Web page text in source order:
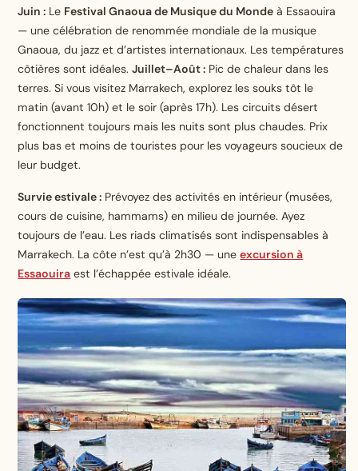
Juin : Le Festival Gnaoua de Musique du Monde à Essaouira
— une célébration de renommée mondiale de la musique
Gnaoua, du jazz et d’artistes internationaux. Les températures
côtières sont idéales.Juillet–Août : Pic de chaleur dans les
terres. Si vous visitez Marrakech, explorez les souks tôt le
matin (avant 10h) et le soir (après 17h). Les circuits désert
fonctionnent toujours mais les nuits sont plus chaudes. Prix
plus bas et moins de touristes pour les voyageurs soucieux de
leur budget.
Survie estivale : Prévoyez des activités en intérieur (musées,
cours de cuisine, hammams) en milieu de journée. Ayez
toujours de l’eau. Les riads climatisés sont indispensables à
Marrakech. La côte n’est qu’à 2h30 — uneexcursion à
Essaouira est l’échappée estivale idéale.